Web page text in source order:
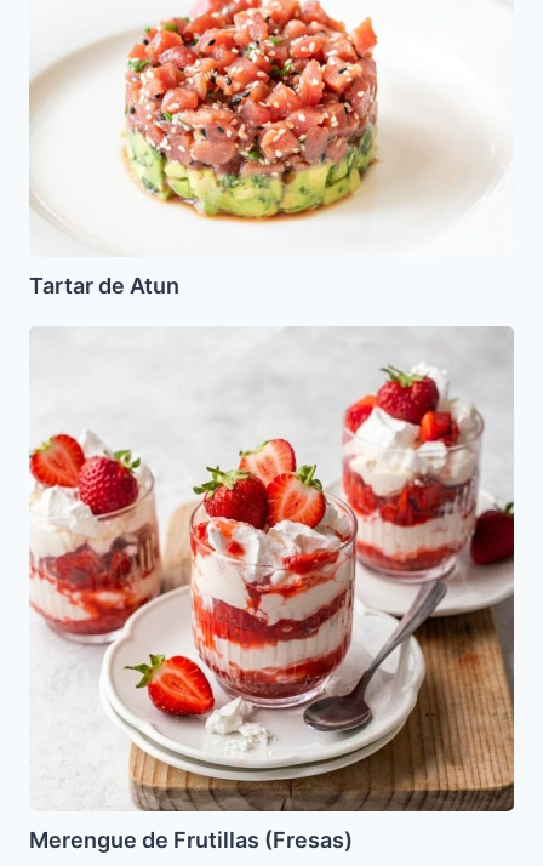
Tartar de Atun
(Fresas)
Merengue de Frutillas (Fresas)